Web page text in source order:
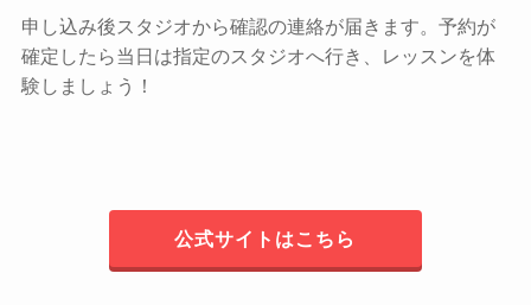
申し込み後スタジオから確認の連絡が届きます。予約が
確定したら当日は指定のスタジオへ行き、レッスンを体
験しましょう！
公式サイトはこちら